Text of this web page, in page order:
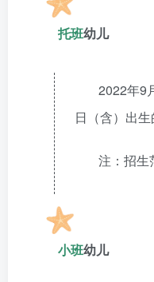
托班幼儿
2022年9
日（含）出生
注：招生
小班幼儿